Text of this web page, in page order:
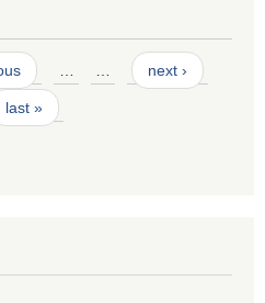
next ›
last »